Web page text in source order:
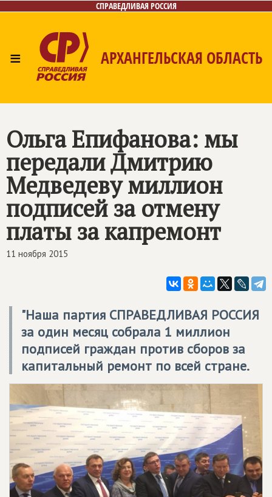
СПРАВЕДЛИВАЯ РОССИЯ
≡ АРХАНГЕЛЬСКАЯ ОБЛАСТЬ
Контакты
Ольга Епифанова: мы
передали Дмитрию
Медведеву миллион
подписей за отмену
платы за капремонт
11 ноября 2015
"Наша партия СПРАВЕДЛИВАЯ РОССИЯ
за один месяц собрала 1 миллион
подписей граждан против сборов за
капитальный ремонт по всей стране.